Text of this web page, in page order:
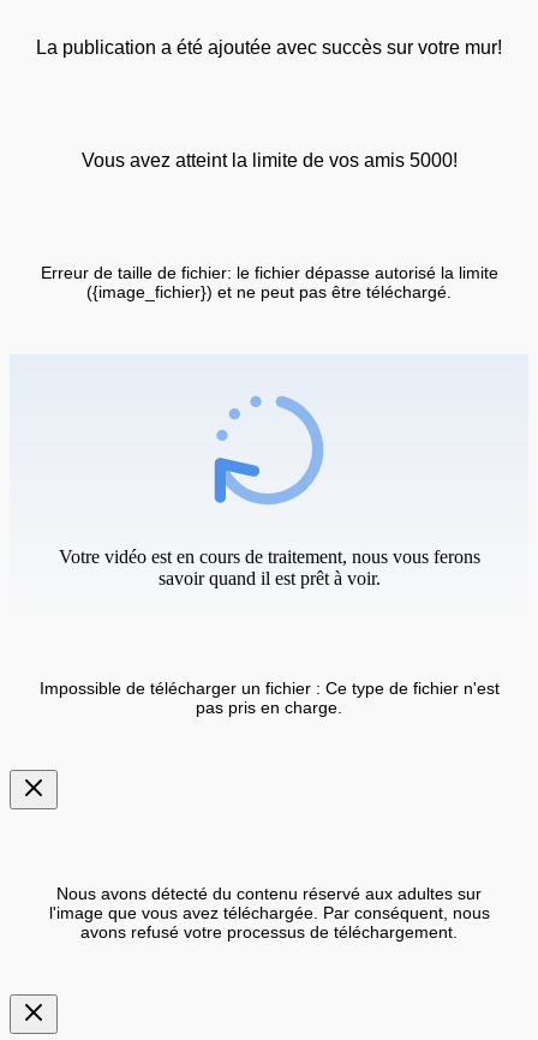
La publication a été ajoutée avec succès sur votre mur!
Vous avez atteint la limite de vos amis 5000!
Erreur de taille de fichier: le fichier dépasse autorisé la limite
({image_fichier}) et ne peut pas être téléchargé.
Votre vidéo est en cours de traitement, nous vous ferons
savoir quand il est prêt à voir.
Impossible de télécharger un fichier : Ce type de fichier n'est
pas pris en charge.
Nous avons détecté du contenu réservé aux adultes sur
l'image que vous avez téléchargée. Par conséquent, nous
avons refusé votre processus de téléchargement.